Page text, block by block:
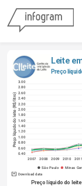
Leite
Preço
0.40
0.60
0.80
1.00
1.20
1.40
1.60
1.80
2.00
2.20
2.40
2.60
2.80
3.00
2007 2008 2009 2010 2011
Preço líquido do leite (R$/litro)
São Paulo Minas
Download data
Preço líquido do